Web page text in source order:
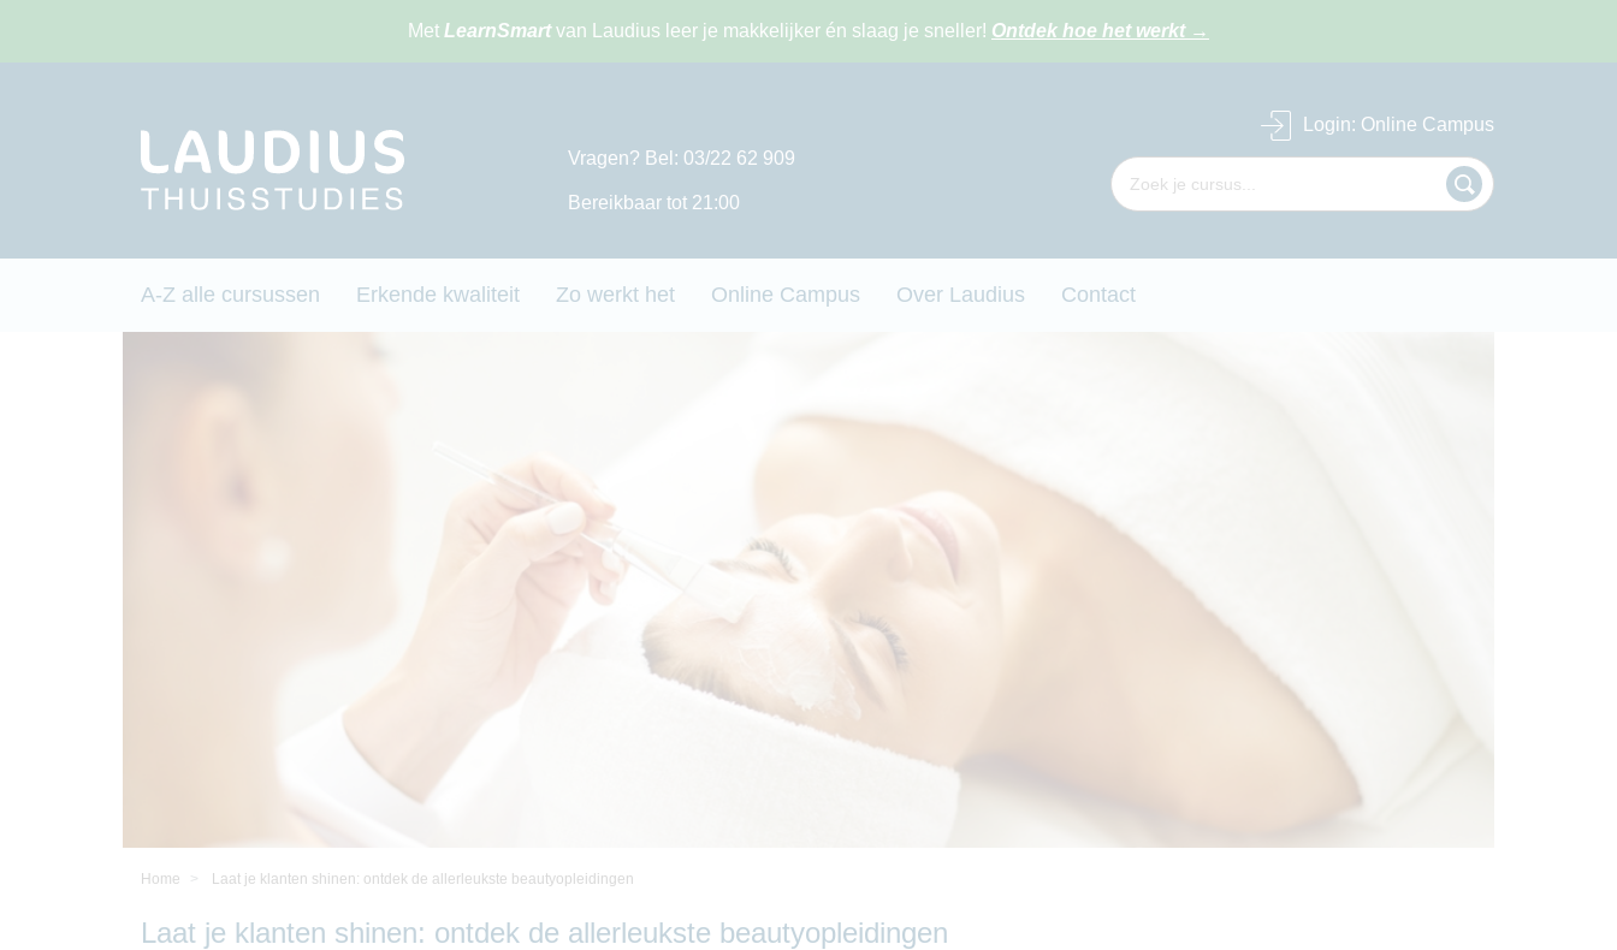
Met LearnSmartvan Laudius leer je makkelijker én slaag je sneller! Ontdek hoe het werkt →
Login: Online Campus
Vragen? Bel: 03/22 62 909
Bereikbaar tot 21:00
A-Z alle cursussen Erkende kwaliteit Zo werkt het Online Campus Over Laudius Contact
Home Laat je klanten shinen: ontdek de allerleukste beautyopleidingen
Laat je klanten shinen: ontdek de allerleukste beautyopleidingen